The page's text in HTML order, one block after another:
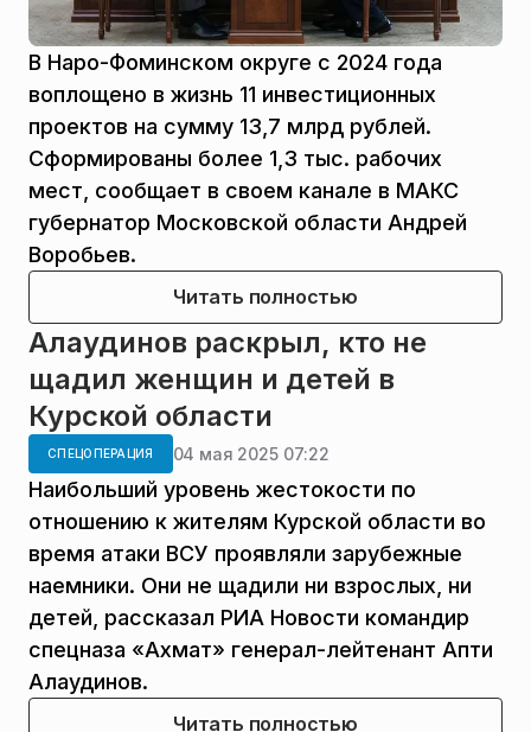
В Наро-Фоминском округе с 2024 года
воплощено в жизнь 11 инвестиционных
проектов на сумму 13,7 млрд рублей.
Сформированы более 1,3 тыс. рабочих
мест, сообщает в своем канале в МАКС
губернатор Московской области Андрей
Воробьев.
Читать полностью
Алаудинов раскрыл, кто не
щадил женщин и детей в
Курской области
СПЕЦОПЕРАЦИЯ 04 мая 2025 07:22
Наибольший уровень жестокости по
отношению к жителям Курской области во
время атаки ВСУ проявляли зарубежные
наемники. Они не щадили ни взрослых, ни
детей, рассказал РИА Новости командир
спецназа «Ахмат» генерал-лейтенант Апти
Алаудинов.
Читать полностью